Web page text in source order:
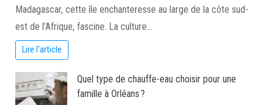
Madagascar, cette île enchanteresse au large de la côte sud-
est de l’Afrique, fascine. La culture…
Lire l'article
Quel type de chauffe-eau choisir pour une
famille à Orléans ?